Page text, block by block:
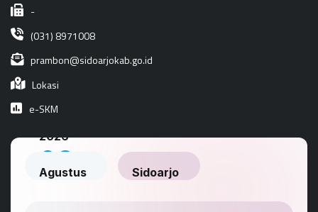
-
(031) 8971008
prambon@sidoarjokab.go.id
Lokasi
e-SKM